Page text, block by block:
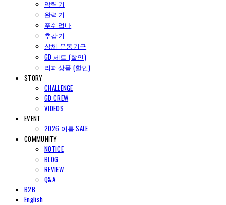
악력기
완력기
푸쉬업바
추감기
상체 운동기구
GD 세트 (할인)
리퍼상품 (할인)
STORY
CHALLENGE
GD CREW
VIDEOS
EVENT
2026 여름 SALE
COMMUNITY
NOTICE
BLOG
REVIEW
Q&A
B2B
English